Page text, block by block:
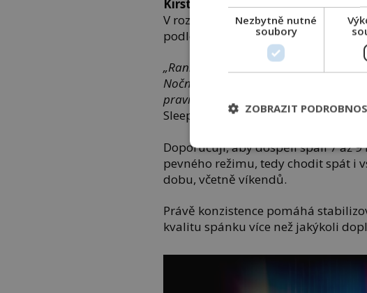
Kirsten
, spánkový terapeut z
V rozhovoru pro The Sun vysvětluje,
podle chronotypu.
„Ranní ptáčata přirozeně vstávají
Noční sovy naopak fungují lépe
pravidelnost,“
říká Kirsten.
Sleep Foundation.
Doporučují, aby dospělí spali 7 až
pevného režimu, tedy chodit spát i
dobu, včetně víkendů.
Právě konzistence pomáhá
kvalitu spánku více než jakýkoli
Nezbytně nutné
soubory
ZOBRAZIT